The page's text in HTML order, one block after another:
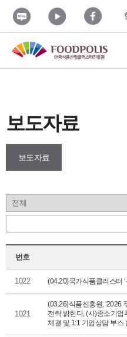
본문 바로가기
블
로
그
유
튜
브
페
이
스
북
보도자료
보도자료
검
색
위
선
번호
1022 (04.20)국가식품클러스터
1021
(03.26)식품진흥원, '2026
전략 밝힌다, (사)중소기
체결 및 1:1 기업상담 부스